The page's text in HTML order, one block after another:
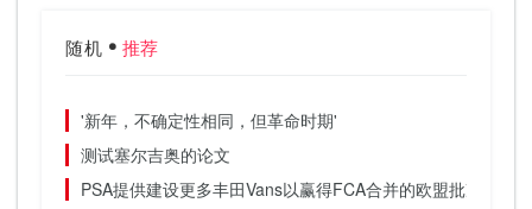
随机 推荐
'新年，不确定性相同，但革命时期'
测试塞尔吉奥的论文
PSA提供建设更多丰田Vans以赢得FCA合并的欧盟批准